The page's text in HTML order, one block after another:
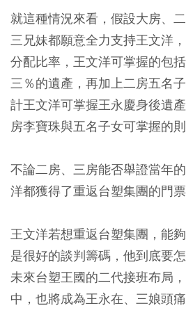
就這種情況來看，假設大房、
三兄妹都願意全力支持王文洋
分配比率，王文洋可掌握的包
三％的遺產，再加上二房五名
計王文洋可掌握王永慶身後遺
房李寶珠與五名子女可掌握的則
不論二房、三房能否舉證當年
洋都獲得了重返台塑集團的門票
王文洋若想重返台塑集團，能
是很好的談判籌碼，他到底要
未來台塑王國的二代接班布局
中，也將成為王永在、三娘頭痛